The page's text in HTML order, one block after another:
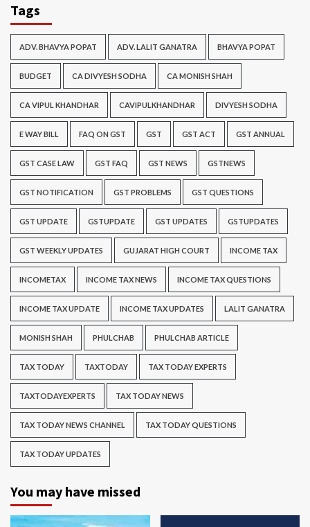
Tags
ADV. BHAVYA POPAT ADV. LALIT GANATRA BHAVYA POPAT
BUDGET CA DIVYESH SODHA CA MONISH SHAH
CA VIPUL KHANDHAR CAVIPULKHANDHAR DIVYESH SODHA
E WAY BILL FAQ ON GST GST GST ACT GST ANNUAL
GST CASE LAW GST FAQ GST NEWS GSTNEWS
GST NOTIFICATION GST PROBLEMS GST QUESTIONS
GST UPDATE GSTUPDATE GST UPDATES GSTUPDATES
GST WEEKLY UPDATES GUJARAT HIGH COURT INCOME TAX
INCOMETAX INCOME TAX NEWS INCOME TAX QUESTIONS
INCOME TAX UPDATE INCOME TAX UPDATES LALIT GANATRA
MONISH SHAH PHULCHAB PHULCHAB ARTICLE
TAX TODAY TAXTODAY TAX TODAY EXPERTS
TAXTODAYEXPERTS TAX TODAY NEWS
TAX TODAY NEWS CHANNEL TAX TODAY QUESTIONS
TAX TODAY UPDATES
You may have missed